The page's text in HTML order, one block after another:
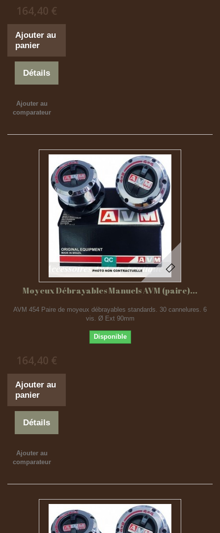
164,40 €
Ajouter au
panier
Détails
Ajouter au
comparateur
Moyeux Débrayables Manuels AVM (paire)...
AVM 454 Paire de moyeux débrayables standards. 30 cannelures. 6
vis. Ø Ext 90mm
Disponible
164,40 €
Ajouter au
panier
Détails
Ajouter au
comparateur